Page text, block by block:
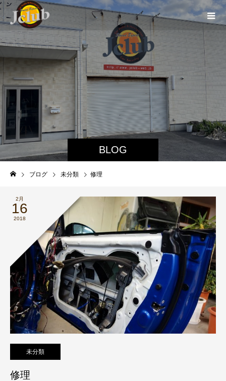
BLOG
ブログ 未分類 修理
2月
16
2018
未分類
修理